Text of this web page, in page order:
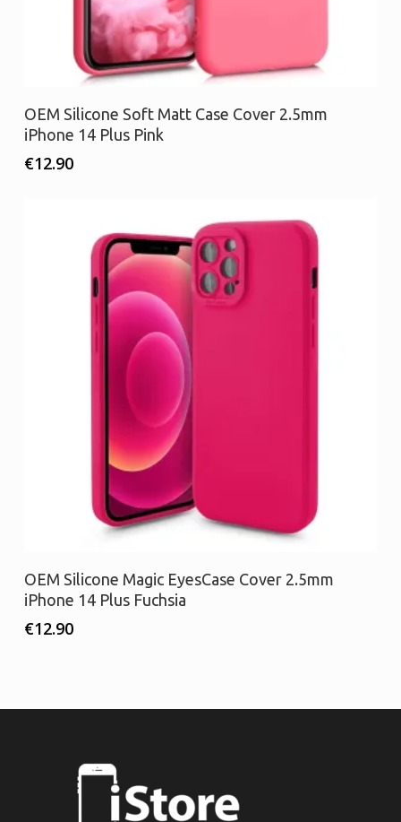
Προσθήκη στο καλάθι
OEM Silicone Soft Matt Case Cover 2.5mm
iPhone 14 Plus Pink
€12.90
Διαβάστε περισσότερα
OEM Silicone Magic EyesCase Cover 2.5mm
iPhone 14 Plus Fuchsia
€12.90